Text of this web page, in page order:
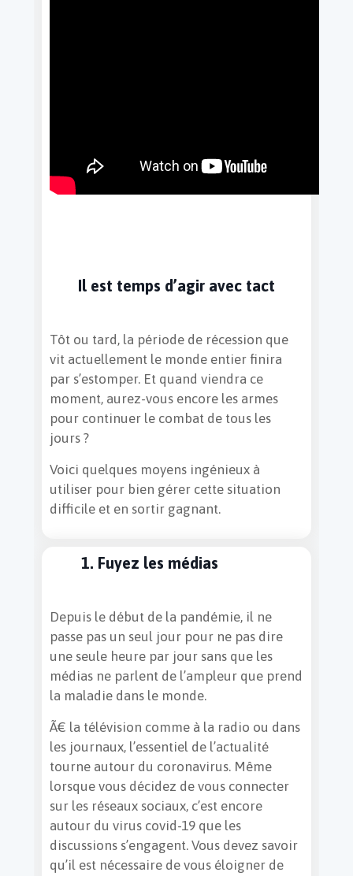
Il est temps d’agir avec tact
Tôt ou tard, la période de récession que
vit actuellement le monde entier finira
par s’estomper. Et quand viendra ce
moment, aurez-vous encore les armes
pour continuer le combat de tous les
jours ?
Voici quelques moyens ingénieux à
utiliser pour bien gérer cette situation
difficile et en sortir gagnant.
1. Fuyez les médias
Depuis le début de la pandémie, il ne
passe pas un seul jour pour ne pas dire
une seule heure par jour sans que les
médias ne parlent de l’ampleur que prend
la maladie dans le monde.
Ã€ la télévision comme à la radio ou dans
les journaux, l’essentiel de l’actualité
tourne autour du coronavirus. Même
lorsque vous décidez de vous connecter
sur les réseaux sociaux, c’est encore
autour du virus covid-19 que les
discussions s’engagent. Vous devez savoir
qu’il est nécessaire de vous éloigner de